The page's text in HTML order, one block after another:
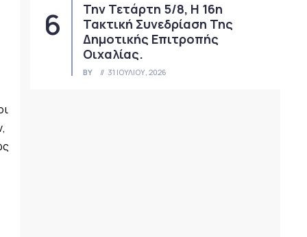
Την Τετάρτη 5/8, Η 16η
Τακτική Συνεδρίαση Της
Δημοτικής Επιτροπής
Οιχαλίας.
BY 31 ΙΟΥΛΊΟΥ, 2026